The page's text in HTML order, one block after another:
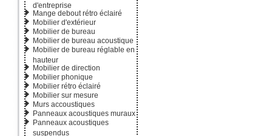
d'entreprise
Mange debout rétro éclairé
Mobilier d'extérieur
Mobilier de bureau
Mobilier de bureau acoustique
Mobilier de bureau réglable en
hauteur
Mobilier de direction
Mobilier phonique
Mobilier rétro éclairé
Mobilier sur mesure
Murs accoustiques
Panneaux acoustiques muraux
Panneaux acoustiques
suspendus